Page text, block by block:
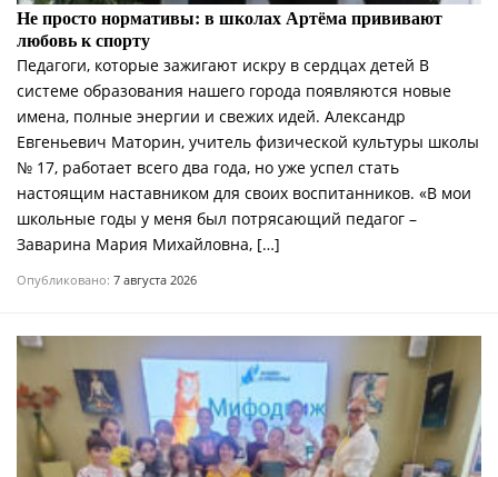
Не просто нормативы: в школах Артёма прививают
любовь к спорту
Педагоги, которые зажигают искру в сердцах детей В
системе образования нашего города появляются новые
имена, полные энергии и свежих идей. Александр
Евгеньевич Маторин, учитель физической культуры школы
№ 17, работает всего два года, но уже успел стать
настоящим наставником для своих воспитанников. «В мои
школьные годы у меня был потрясающий педагог –
Заварина Мария Михайловна, […]
Опубликовано: 7 августа 2026